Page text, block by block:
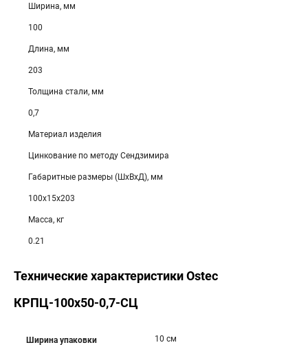
Ширина, мм
100
Длина, мм
203
Толщина стали, мм
0,7
Материал изделия
Цинкование по методу Сендзимира
Габаритные размеры (ШхВхД), мм
100х15х203
Масса, кг
0.21
Технические характеристики Ostec
КРПЦ-100х50-0,7-СЦ
Ширина упаковки 10 см